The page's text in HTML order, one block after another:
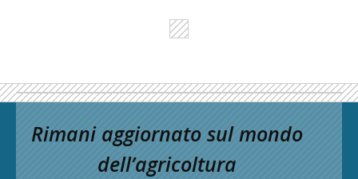
Rimani aggiornato sul mondo
dell’agricoltura